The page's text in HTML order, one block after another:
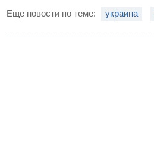
Еще новости по теме: украина